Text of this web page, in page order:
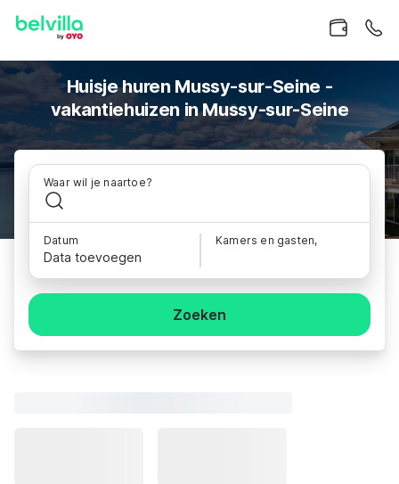
Huisje huren Mussy-sur-Seine -
vakantiehuizen in Mussy-sur-Seine
Waar wil je naartoe?
Datum
Data toevoegen
Kamers en gasten,
Zoeken